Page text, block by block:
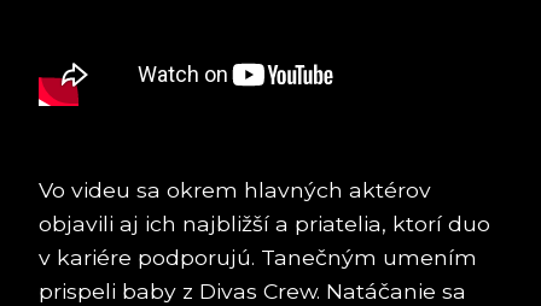
Vo videu sa okrem hlavných aktérov
objavili aj ich najbližší a priatelia, ktorí duo
v kariére podporujú. Tanečným umením
prispeli baby z Divas Crew. Natáčanie sa